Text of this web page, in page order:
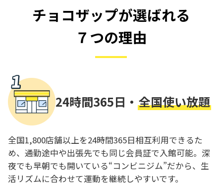
チョコザップが選ばれる
７つの理由
24時間365日・ 全国使い放題
全国1,800店舗以上を24時間365日相互利用できるた
め、通勤途中や出張先でも同じ会員証で入館可能。深
夜でも早朝でも開いている“コンビニジム”だから、生
活リズムに合わせて運動を継続しやすいです。